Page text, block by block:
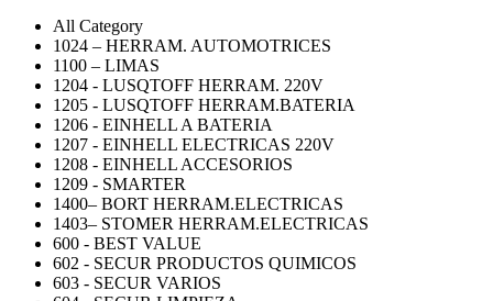
All Category
1024 – HERRAM. AUTOMOTRICES
1100 – LIMAS
1204 - LUSQTOFF HERRAM. 220V
1205 - LUSQTOFF HERRAM.BATERIA
1206 - EINHELL A BATERIA
1207 - EINHELL ELECTRICAS 220V
1208 - EINHELL ACCESORIOS
1209 - SMARTER
1400– BORT HERRAM.ELECTRICAS
1403– STOMER HERRAM.ELECTRICAS
600 - BEST VALUE
602 - SECUR PRODUCTOS QUIMICOS
603 - SECUR VARIOS